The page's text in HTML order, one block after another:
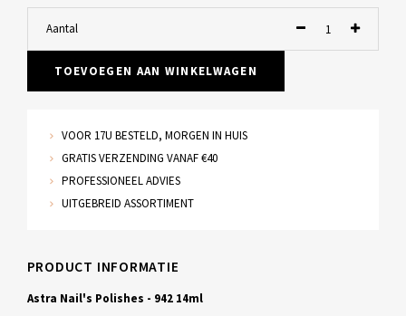
Aantal
TOEVOEGEN AAN WINKELWAGEN
VOOR 17U BESTELD, MORGEN IN HUIS
GRATIS VERZENDING VANAF €40
PROFESSIONEEL ADVIES
UITGEBREID ASSORTIMENT
PRODUCT INFORMATIE
Astra Nail's Polishes - 942 14ml